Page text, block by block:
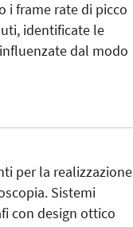
i frame rate di picco
identificate le
dal modo
per la realizzazione
Sistemi
con design ottico